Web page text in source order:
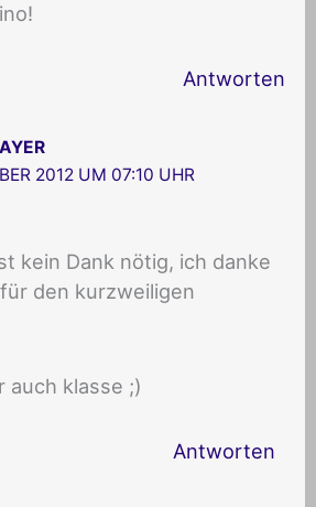
Antworten
2012 UM 07:10 UHR
kein Dank nötig, ich danke
den kurzweiligen
auch klasse ;)
Antworten